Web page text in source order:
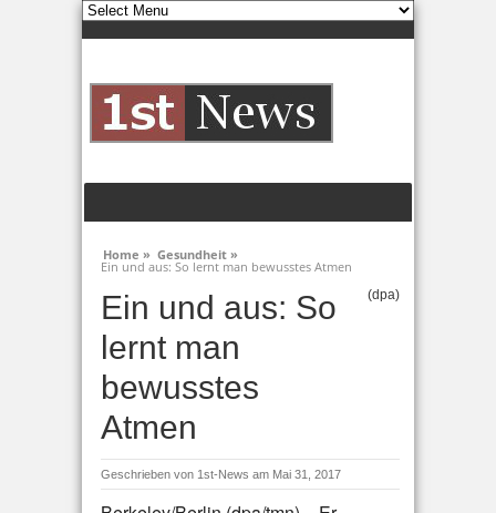
Home » Gesundheit »
Ein und aus: So lernt man bewusstes Atmen
Ein und aus: So
lernt man
bewusstes
Atmen
(dpa)
Geschrieben von 1st-News am Mai 31, 2017